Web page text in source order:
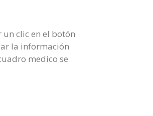
clic en el botón
la información
medico se